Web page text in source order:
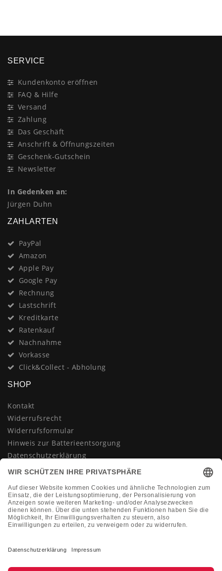
SERVICE
Kundenkonto eröffnen
FAQ & Hilfe
Versand
Zahlung
Das Geschäft
Anschrift & Öffnungszeiten
Geschenk-Gutschein
Newsletter
In Gedenken an:
Jürgen Duhn
ZAHLARTEN
PayPal
Amazon
Apple Pay
Google Pay
Rechnung
Lastschrift
Kreditkarte
Ratenkauf
Nachnahme
Vorkasse
Click&Collect - Abholung
SHOP
Kontakt
Widerrufsrecht
Widerrufsformular
Hinweis zur Batterieentsorgung
Datenschutzerklärung
AGB
Vertrag widerrufen
KONTAKT
+49 (0)2133 210433
shop@dienadel.de